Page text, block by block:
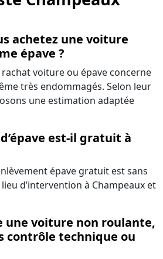
achetez une voiture
épave ?
voiture ou épave concerne
très endommagés. Selon leur
une estimation adaptée
est-il gratuit à
épave gratuit est sans
d’intervention à Champeaux et
une voiture non roulante,
contrôle technique ou